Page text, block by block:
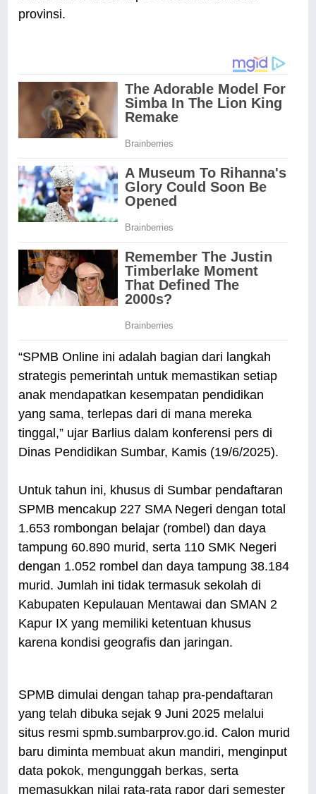
provinsi.
“SPMB Online ini adalah bagian dari langkah
strategis pemerintah untuk memastikan setiap
anak mendapatkan kesempatan pendidikan
yang sama, terlepas dari di mana mereka
tinggal,” ujar Barlius dalam konferensi pers di
Dinas Pendidikan Sumbar, Kamis (19/6/2025).
Untuk tahun ini, khusus di Sumbar pendaftaran
SPMB mencakup 227 SMA Negeri dengan total
1.653 rombongan belajar (rombel) dan daya
tampung 60.890 murid, serta 110 SMK Negeri
dengan 1.052 rombel dan daya tampung 38.184
murid. Jumlah ini tidak termasuk sekolah di
Kabupaten Kepulauan Mentawai dan SMAN 2
Kapur IX yang memiliki ketentuan khusus
karena kondisi geografis dan jaringan.
SPMB dimulai dengan tahap pra-pendaftaran
yang telah dibuka sejak 9 Juni 2025 melalui
situs resmi spmb.sumbarprov.go.id. Calon murid
baru diminta membuat akun mandiri, menginput
data pokok, mengunggah berkas, serta
memasukkan nilai rata-rata rapor dari semester